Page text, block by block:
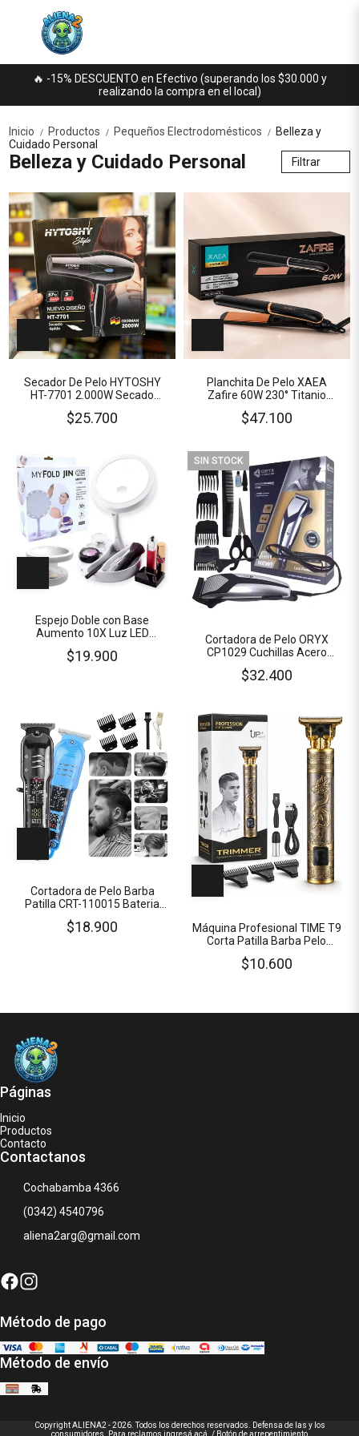
🔥 -15% DESCUENTO en Efectivo (superando los $30.000 y
realizando la compra en el local)
Inicio / Productos / Pequeños Electrodomésticos /
Belleza y
Cuidado Personal
Belleza y Cuidado Personal Filtrar
Secador De Pelo HYTOSHY
HT-7701 2.000W Secado
Rapido 3 Temp. 2
Velocidades Cable 220V
$25.700
Planchita De Pelo XAEA
Zafire 60W 230° Titanio
Indicador de Temperatura
Calidad PREMIUM
$47.100
Espejo Doble con Base
Aumento 10X Luz LED
Plegable Gira 360º Incluye
Cable USB
$19.900
SIN STOCK
Cortadora de Pelo ORYX
CP1029 Cuchillas Acero
Inoxidable 10 Accesorios
Cable 220V 12W
$32.400
Cortadora de Pelo Barba
Patilla CRT-110015 Bateria
Recargable Pant LCD 6
Niveles de Corte
$18.900
Máquina Profesional TIME T9
Corta Patilla Barba Pelo
Batería Recargable INCLUYE
Accesorios
$10.600
Páginas
Inicio
Productos
Contacto
Contactanos
Cochabamba 4366
(0342) 4540796
aliena2arg@gmail.com
Método de pago
Método de envío
Copyright ALIENA2 - 2026. Todos los derechos reservados. Defensa de las y los
consumidores. Para reclamos ingresá acá. / Botón de arrepentimiento